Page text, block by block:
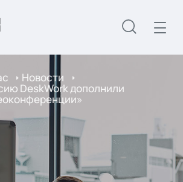
Новости
DeskWork дополнили